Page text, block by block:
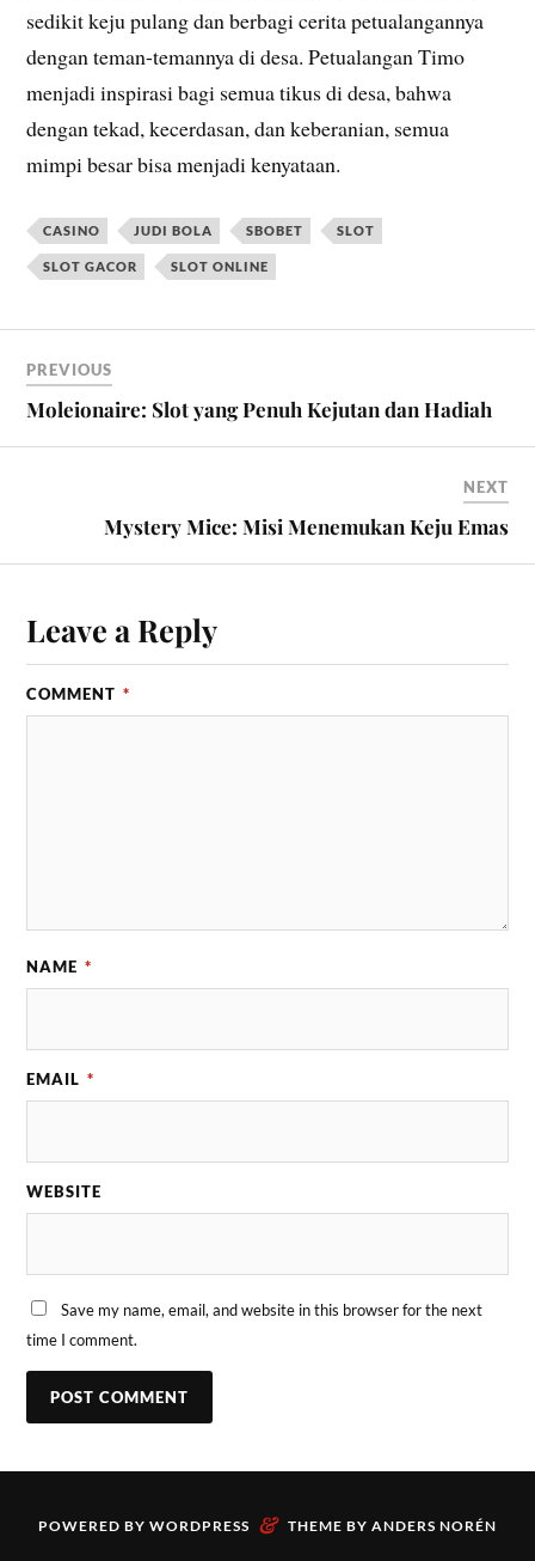
sedikit keju pulang dan berbagi cerita petualangannya
dengan teman-temannya di desa. Petualangan Timo
menjadi inspirasi bagi semua tikus di desa, bahwa
dengan tekad, kecerdasan, dan keberanian, semua
mimpi besar bisa menjadi kenyataan.
CASINO JUDI BOLA SBOBET SLOT
SLOT GACOR SLOT ONLINE
PREVIOUS
Moleionaire: Slot yang Penuh Kejutan dan Hadiah
NEXT
Mystery Mice: Misi Menemukan Keju Emas
Leave a Reply
COMMENT *
NAME *
EMAIL *
WEBSITE
Save my name, email, and website in this browser for the next
time I comment.
POWERED BY WORDPRESS & THEME BY ANDERS NORÉN